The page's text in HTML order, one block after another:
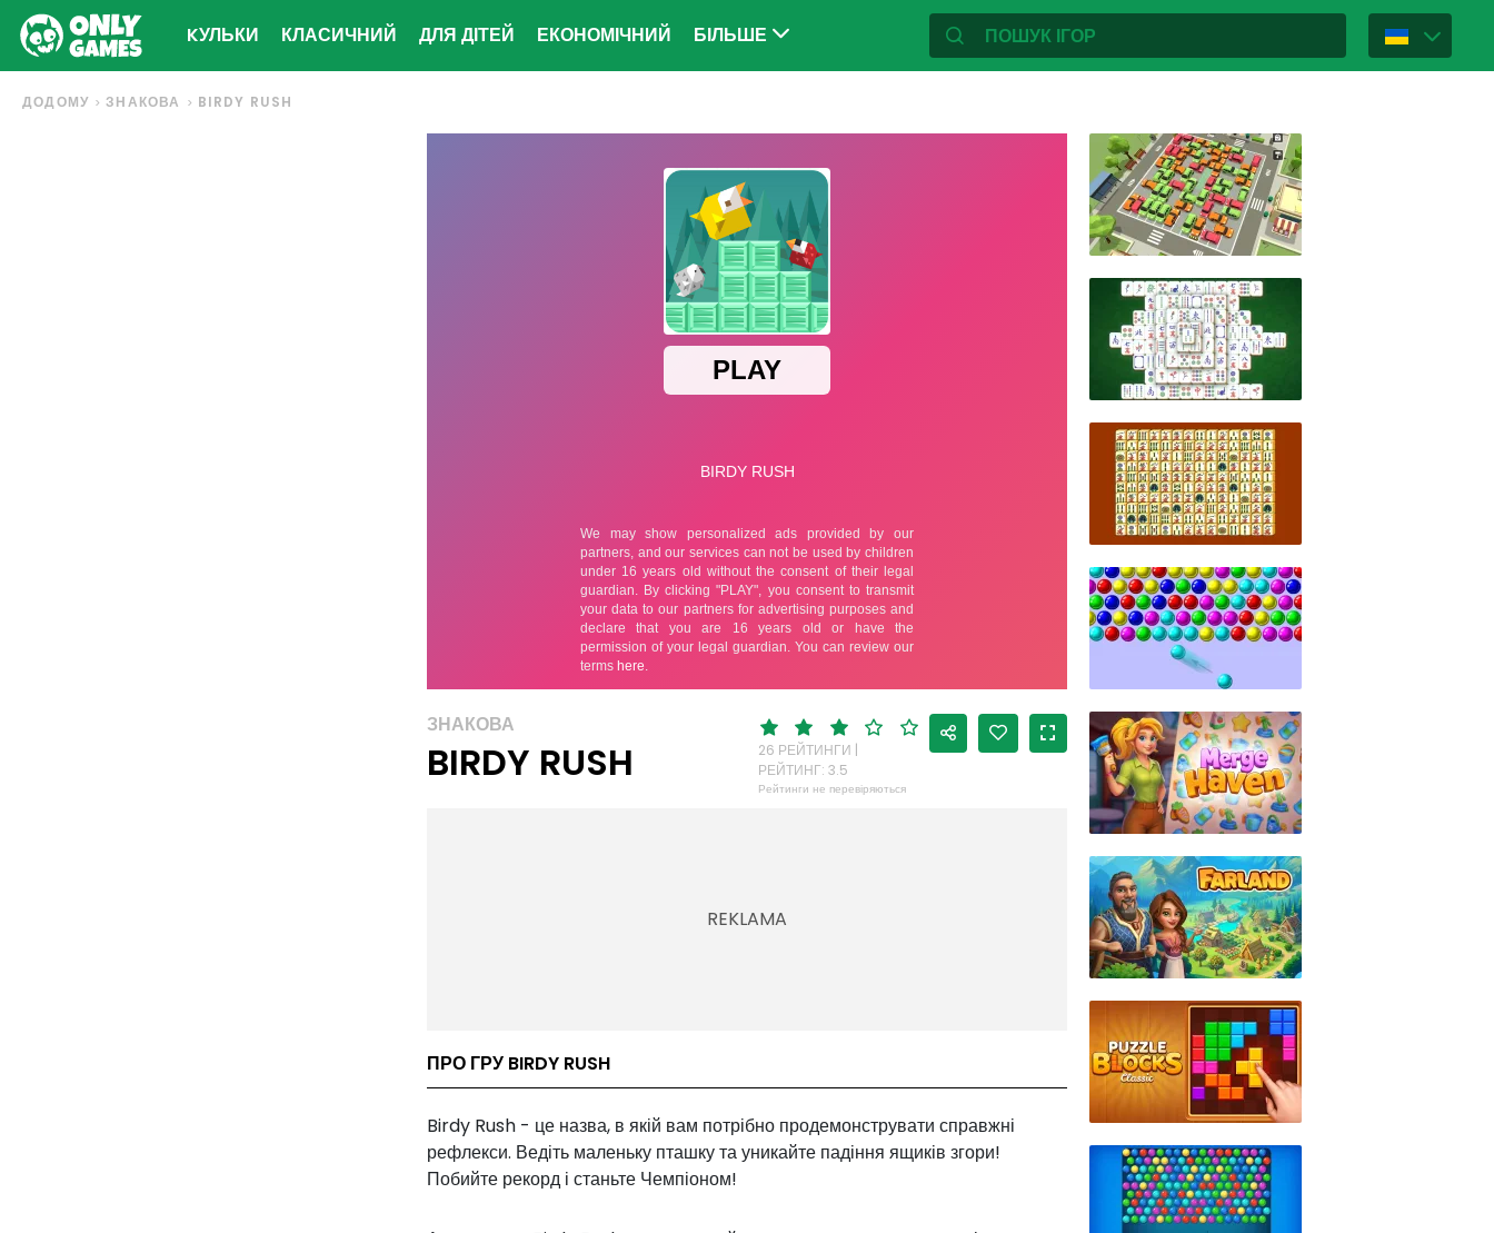
KУЛЬКИ КЛАСИЧНИЙ ДЛЯ ДІТЕЙ ЕКОНОМІЧНИЙ БІЛЬШЕ
ДОДОМУ ЗНАКОВА BIRDY RUSH
ЗНАКОВА
BIRDY RUSH
26 РЕЙТИНГИ |
РЕЙТИНГ: 3.5
Рейтинги не перевіряються
ПРО ГРУ BIRDY RUSH
Birdy Rush - це назва, в якій вам потрібно продемонструвати справжні
рефлекси. Ведіть маленьку пташку та уникайте падіння ящиків згори!
Побийте рекорд і станьте Чемпіоном!